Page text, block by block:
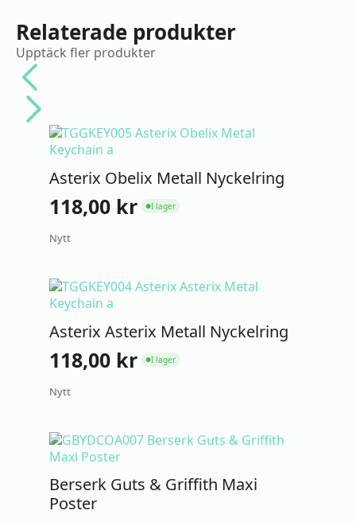
Relaterade produkter
Upptäck fler produkter
Asterix Obelix Metall Nyckelring
118,00 kr ●I lager
Nytt
Asterix Asterix Metall Nyckelring
118,00 kr ●I lager
Nytt
Berserk Guts & Griffith Maxi
Poster